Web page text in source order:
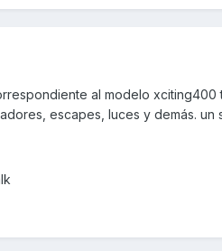
al modelo xciting400
escapes, luces y demás. un